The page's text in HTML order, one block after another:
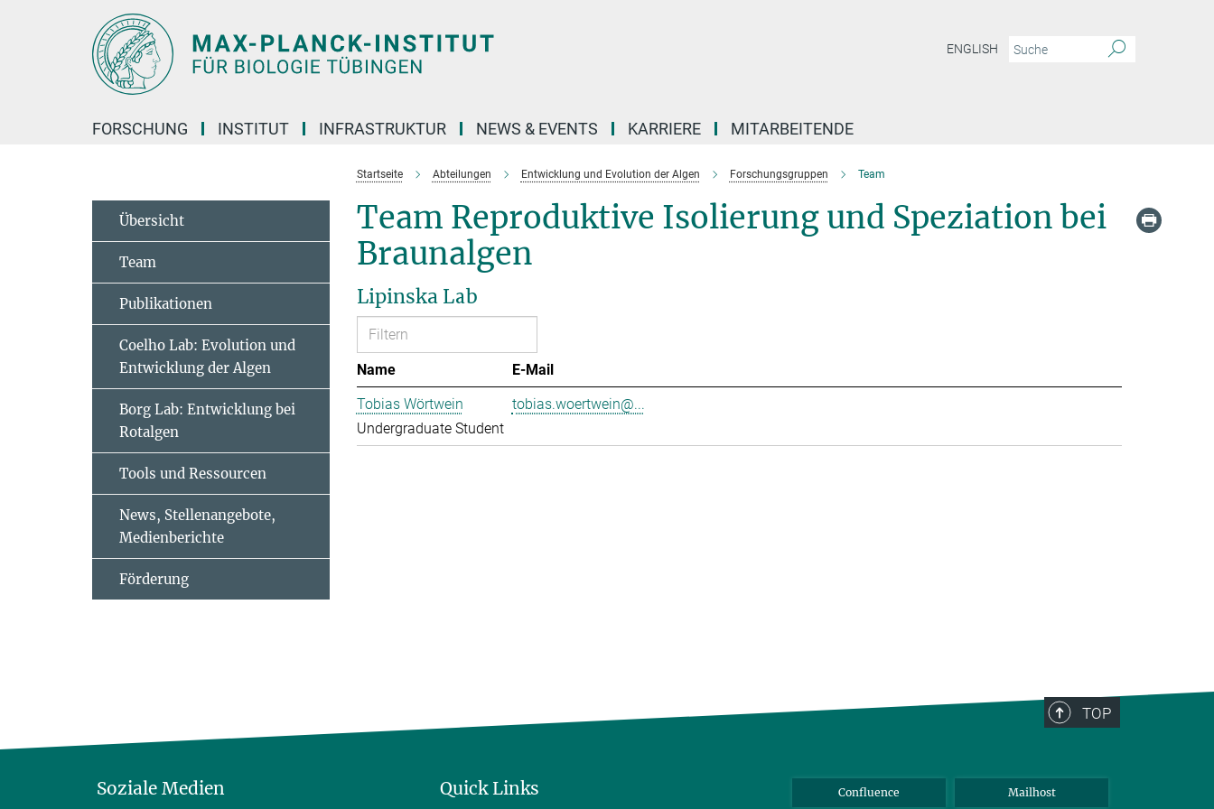
ENGLISH
FORSCHUNG INSTITUT INFRASTRUKTUR NEWS & EVENTS KARRIERE MITARBEITENDE
Startseite Abteilungen Entwicklung und Evolution der Algen Forschungsgruppen Team
Team Reproduktive Isolierung und Speziation bei
Braunalgen
Lipinska Lab
Name
E-Mail
Tobias Wörtwein
Undergraduate Student
tobias.woertwein@...
Übersicht
Team
Publikationen
Coelho Lab: Evolution und
Entwicklung der Algen
Borg Lab: Entwicklung bei
Rotalgen
Tools und Ressourcen
News, Stellenangebote,
Medienberichte
Förderung
TOP
Soziale Medien Quick Links Confluence Mailhost